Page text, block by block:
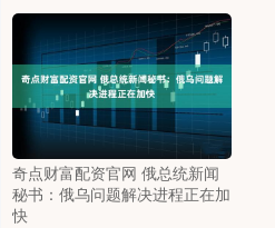
奇点财富配资官网 俄总统新闻
秘书：俄乌问题解决进程正在加
快